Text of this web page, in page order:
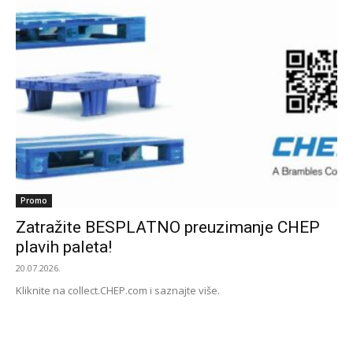
Promo
Zatražite BESPLATNO preuzimanje CHEP
plavih paleta!
20.07.2026.
Kliknite na collect.CHEP.com i saznajte više.